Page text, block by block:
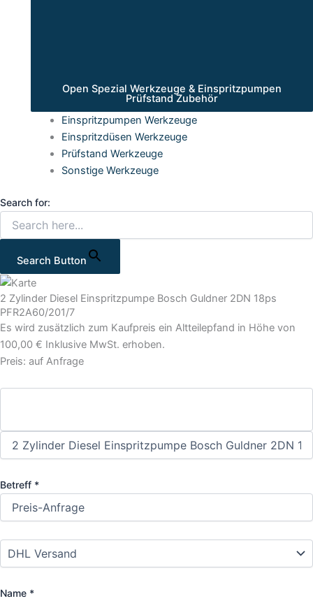
Open Spezial Werkzeuge & Einspritzpumpen
Prüfstand Zubehör
Einspritzpumpen Werkzeuge
Einspritzdüsen Werkzeuge
Prüfstand Werkzeuge
Sonstige Werkzeuge
Search for:
Search Button
2 Zylinder Diesel Einspritzpumpe Bosch Guldner 2DN 18ps
PFR2A60/201/7
Es wird zusätzlich zum Kaufpreis ein Altteilepfand in Höhe von
100,00 € Inklusive MwSt. erhoben.
Preis: auf Anfrage
Betreff *
Name *